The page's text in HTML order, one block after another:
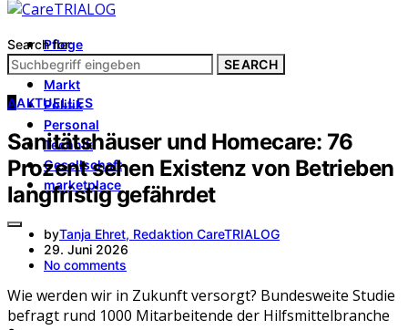
Pflege
Architektur
Markt
Politik
Personal
Technik
Gesellschaft
marketplace
Search for:
SEARCH
AAKTUELLES
Sanitätshäuser und Homecare: 76
Prozent sehen Existenz von Betrieben
langfristig gefährdet
byTanja Ehret, Redaktion CareTRIALOG
29. Juni 2026
No comments
Wie werden wir in Zukunft versorgt? Bundesweite Studie
befragt rund 1000 Mitarbeitende der Hilfsmittelbranche